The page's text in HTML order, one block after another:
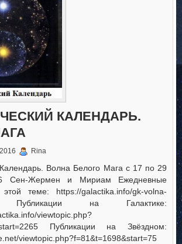
КАЛЕНДАРЬ.
Rina
Календарь. Волна Белого Мага с 17 по 29
Сен-Жермен и Мириам Ежедневные
теме: https://galactika.info/gk-volna-
Публикации на Галактике:
viewtopic.php?
Публикации на Звёздном:
viewtopic.php?f=81&t=1698&start=75